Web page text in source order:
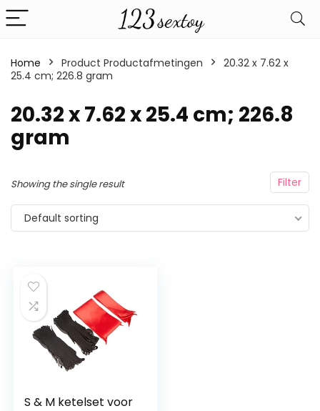
Home Product Productafmetingen
‎20.32 x 7.62 x
25.4 cm; 226.8 gram
‎20.32 x 7.62 x 25.4 cm; 226.8
gram
Filter
Showing the single result
Default sorting
S & M ketelset voor